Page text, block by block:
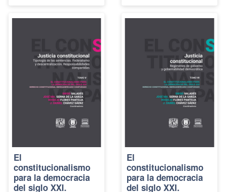
El
constitucionalismo
para la democracia
del siglo XXI.
El
constitucionalismo
para la democracia
del siglo XXI.